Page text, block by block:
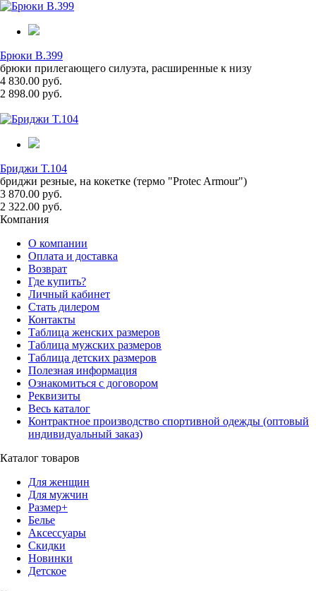
Брюки B.399
брюки прилегающего силуэта, расширенные к низу
4 830.00 руб.
2 898.00 руб.
Бриджи T.104
бриджи резные, на кокетке (термо "Protec Armour")
3 870.00 руб.
2 322.00 руб.
Компания
О компании
Оплата и доставка
Возврат
Где купить?
Личный кабинет
Стать дилером
Контакты
Таблица женских размеров
Таблица мужских размеров
Таблица детских размеров
Полезная информация
Ознакомиться с договором
Реквизиты
Весь каталог
Контрактное производство спортивной одежды (оптовый
индивидуальный заказ)
Каталог товаров
Для женщин
Для мужчин
Размер+
Белье
Аксессуары
Скидки
Новинки
Детское